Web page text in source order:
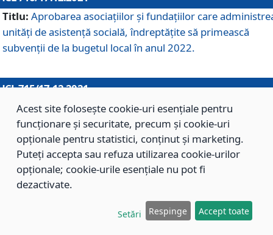
Titlu: Aprobarea asociaţiilor şi fundaţiilor care
unităţi de asistenţă socială, îndreptăţite să primească
subvenţii de la bugetul local în anul 2022.
715/17.12.2021
Titlu: Aprobarea Planului de acţiuni sau lucrări de interes
local pentru anul 2022.
714/17.12.2021
Titlu: Modificarea Anexei la H.C.L. nr. 709/2020 privind
aprobarea Regulamentului de Organizare şi Funcţionare
Direcţiei de Asistenţă Socială Braşov.
Acest site folosește cookie-uri esențiale pentru
funcționare și securitate, precum și cookie-uri
opționale pentru statistici, conținut și marketing.
Puteți accepta sau refuza utilizarea cookie-urilor
opționale; cookie-urile esențiale nu pot fi
dezactivate.
Setări Respinge Accept toate